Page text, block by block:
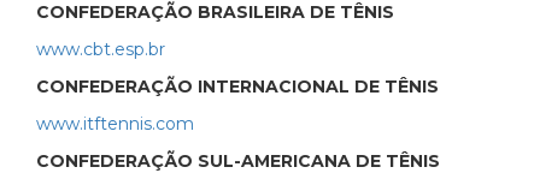
CONFEDERAÇÃO BRASILEIRA DE TÊNIS
www.cbt.esp.br
CONFEDERAÇÃO INTERNACIONAL DE TÊNIS
www.itftennis.com
CONFEDERAÇÃO SUL-AMERICANA DE TÊNIS